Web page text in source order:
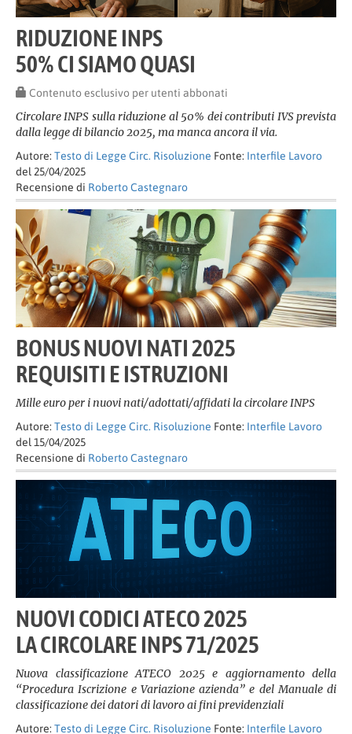
RIDUZIONE INPS
50% CI SIAMO QUASI
Contenuto esclusivo per utenti abbonati
Circolare INPS sulla riduzione al 50% dei contributi IVS prevista
dalla legge di bilancio 2025, ma manca ancora il via.
Autore: Testo di Legge Circ. Risoluzione Fonte: Interfile Lavoro
del 25/04/2025
Recensione di Roberto Castegnaro
BONUS NUOVI NATI 2025
REQUISITI E ISTRUZIONI
Mille euro per i nuovi nati/adottati/affidati la circolare INPS
Autore: Testo di Legge Circ. Risoluzione Fonte: Interfile Lavoro
del 15/04/2025
Recensione di Roberto Castegnaro
NUOVI CODICI ATECO 2025
LA CIRCOLARE INPS 71/2025
Nuova classificazione ATECO 2025 e aggiornamento della
“Procedura Iscrizione e Variazione azienda” e del Manuale di
classificazione dei datori di lavoro ai fini previdenziali
Autore: Testo di Legge Circ. Risoluzione Fonte: Interfile Lavoro